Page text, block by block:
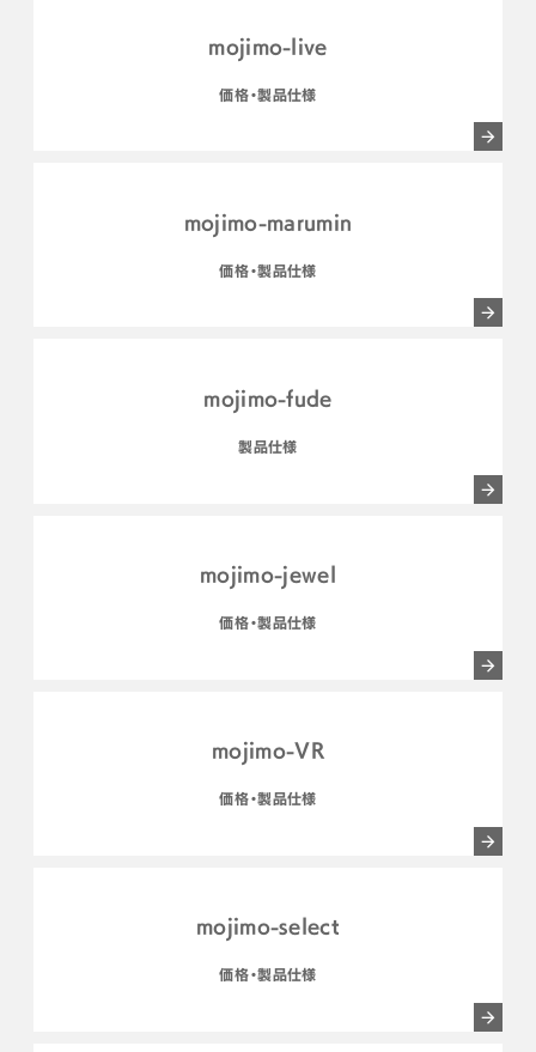
mojimo-live
価格・製品仕様
mojimo-marumin
価格・製品仕様
mojimo-fude
製品仕様
mojimo-jewel
価格・製品仕様
mojimo-VR
価格・製品仕様
mojimo-select
価格・製品仕様